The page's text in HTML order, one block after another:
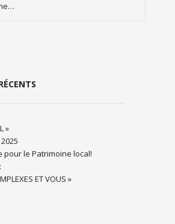
»
2025
pour le Patrimoine local!
ET VOUS »